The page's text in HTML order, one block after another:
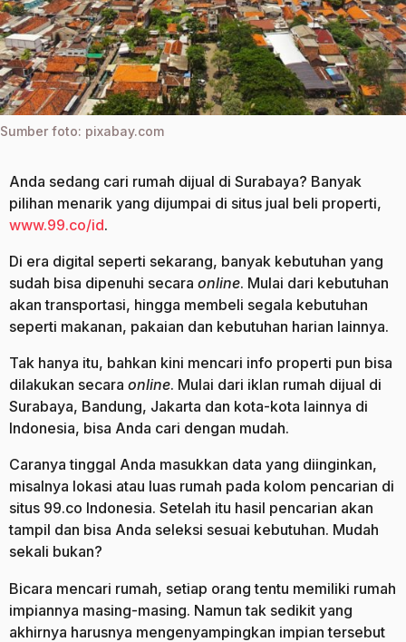
Sumber foto: pixabay.com
Anda sedang cari rumah dijual di Surabaya? Banyak
pilihan menarik yang dijumpai di situs jual beli properti,
www.99.co/id.
Di era digital seperti sekarang, banyak kebutuhan yang
sudah bisa dipenuhi secara online. Mulai dari kebutuhan
akan transportasi, hingga membeli segala kebutuhan
seperti makanan, pakaian dan kebutuhan harian lainnya.
Tak hanya itu, bahkan kini mencari info properti pun bisa
dilakukan secara online. Mulai dari iklan rumah dijual di
Surabaya, Bandung, Jakarta dan kota-kota lainnya di
Indonesia, bisa Anda cari dengan mudah.
Caranya tinggal Anda masukkan data yang diinginkan,
misalnya lokasi atau luas rumah pada kolom pencarian di
situs 99.co Indonesia. Setelah itu hasil pencarian akan
tampil dan bisa Anda seleksi sesuai kebutuhan. Mudah
sekali bukan?
Bicara mencari rumah, setiap orang tentu memiliki rumah
impiannya masing-masing. Namun tak sedikit yang
akhirnya harusnya mengenyampingkan impian tersebut